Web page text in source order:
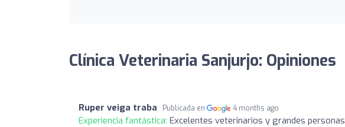
Clínica Veterinaria Sanjurjo: Opiniones
Ruper veiga traba Publicada en 4 months ago
Experiencia fantástica: Excelentes veterinarios y grandes personas